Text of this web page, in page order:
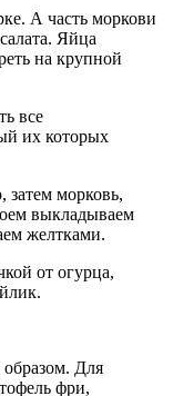
А часть моркови
Яйца
на крупной
все
их которых
морковь,
выкладываем
желтками.
от огурца,
Для
фри,